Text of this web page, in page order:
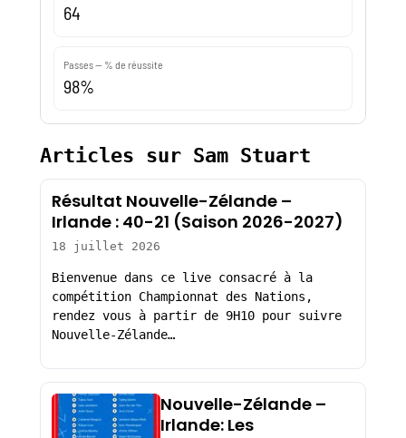
64
Passes — % de réussite
98%
Articles sur Sam Stuart
Résultat Nouvelle-Zélande –
Irlande : 40-21 (Saison 2026-2027)
18 juillet 2026
Bienvenue dans ce live consacré à la
compétition Championnat des Nations,
rendez vous à partir de 9H10 pour suivre
Nouvelle-Zélande…
Nouvelle-Zélande –
Irlande: Les